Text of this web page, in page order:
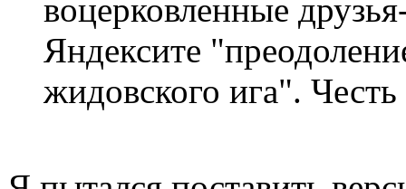
воцерковленные
Яндексите
жидовского ига".